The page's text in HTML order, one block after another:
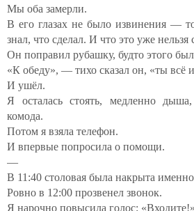
Мы оба замерли.
В его глазах не было извинения —
знал, что сделал. И что это уже нельзя
Он поправил рубашку, будто этого
«К обеду», — тихо сказал он, «ты всё
И ушёл.
Я осталась стоять, медленно
комода.
Потом я взяла телефон.
И впервые попросила о помощи.
—
В 11:40 столовая была накрыта именно
Ровно в 12:00 прозвенел звонок.
Я нарочно повысила голос: «Входите!»